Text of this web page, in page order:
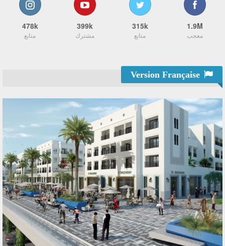
1.9M
معجب
315k
متابع
399k
مشترك
478k
متابع